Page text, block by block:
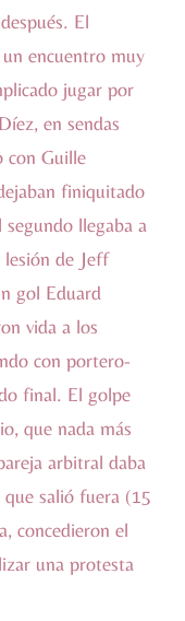
El
encuentro muy
jugar por
en sendas
con Guille
finiquitado
llegaba a
de Jeff
gol Eduard
vida a los
con portero-
final. El golpe
que nada más
arbitral daba
salió fuera (15
concedieron el
una protesta